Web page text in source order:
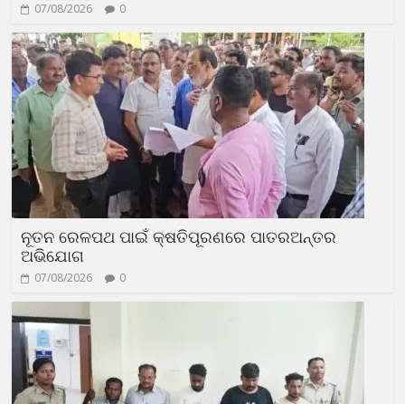
07/08/2026 0
ନୂତନ ରେଳପଥ ପାଇଁ କ୍ଷତିପୂରଣରେ ପାତରଅନ୍ତର
ଅଭିଯୋଗ
07/08/2026 0